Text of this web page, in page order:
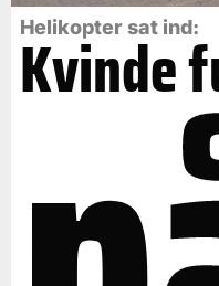
Helikopter sat ind:
Kvinde